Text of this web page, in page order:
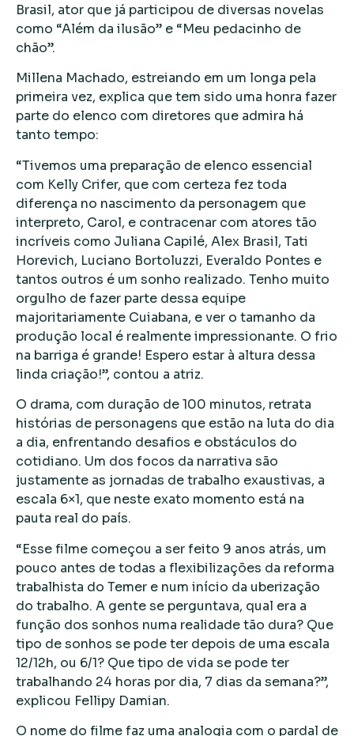
Brasil, ator que já participou de diversas novelas
como “Além da ilusão” e “Meu pedacinho de
chão”.
Millena Machado, estreiando em um longa pela
primeira vez, explica que tem sido uma honra fazer
parte do elenco com diretores que admira há
tanto tempo:
“Tivemos uma preparação de elenco essencial
com Kelly Crifer, que com certeza fez toda
diferença no nascimento da personagem que
interpreto, Carol, e contracenar com atores tão
incríveis como Juliana Capilé, Alex Brasil, Tati
Horevich, Luciano Bortoluzzi, Everaldo Pontes e
tantos outros é um sonho realizado. Tenho muito
orgulho de fazer parte dessa equipe
majoritariamente Cuiabana, e ver o tamanho da
produção local é realmente impressionante. O frio
na barriga é grande! Espero estar à altura dessa
linda criação!”, contou a atriz.
O drama, com duração de 100 minutos, retrata
histórias de personagens que estão na luta do dia
a dia, enfrentando desafios e obstáculos do
cotidiano. Um dos focos da narrativa são
justamente as jornadas de trabalho exaustivas, a
escala 6×1, que neste exato momento está na
pauta real do país.
“Esse filme começou a ser feito 9 anos atrás, um
pouco antes de todas a flexibilizações da reforma
trabalhista do Temer e num início da uberização
do trabalho. A gente se perguntava, qual era a
função dos sonhos numa realidade tão dura? Que
tipo de sonhos se pode ter depois de uma escala
12/12h, ou 6/1? Que tipo de vida se pode ter
trabalhando 24 horas por dia, 7 dias da semana?”,
explicou Fellipy Damian.
O nome do filme faz uma analogia com o pardal de